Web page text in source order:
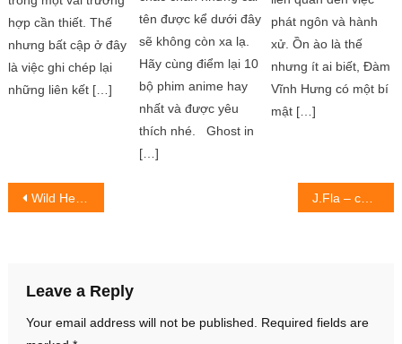
hợp cần thiết. Thế
nhưng bất cập ở đây
là việc ghi chép lại
những liên kết […]
tên được kể dưới đây
sẽ không còn xa lạ.
Hãy cùng điểm lại 10
bộ phim anime hay
nhất và được yêu
thích nhé. Ghost in
[…]
phát ngôn và hành
xử. Ồn ào là thế
nhưng ít ai biết, Đàm
Vĩnh Hưng có một bí
mật […]
Post
Wild Hearts – tựa game AAA được đánh giá hấp dẫn không thua kém dòng game Monster Hunter. J.Fla – cô gái vàng trong làng cover
Leave a Reply
Your email address will not be published.
Required fields are